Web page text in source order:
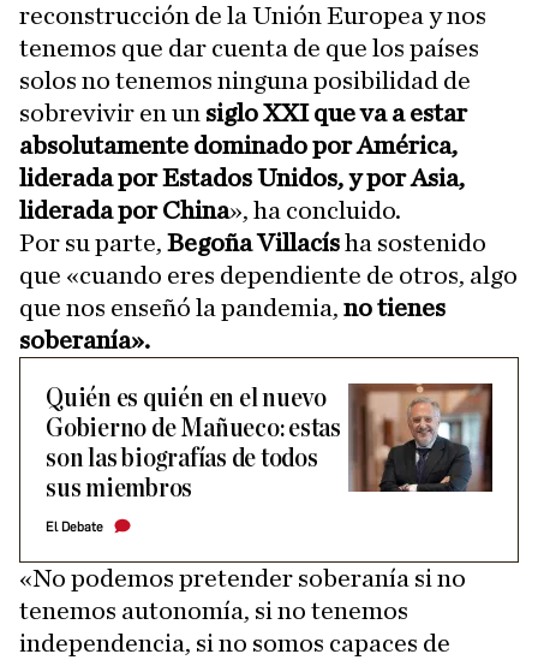
reconstrucción de la Unión Europea y nos
tenemos que dar cuenta de que los países
solos no tenemos ninguna posibilidad de
sobrevivir en un siglo XXI que va a estar
absolutamente dominado por América,
liderada por Estados Unidos, y por Asia,
liderada por China», ha concluido.
Por su parte, Begoña Villacísha sostenido
que «cuando eres dependiente de otros, algo
que nos enseñó la pandemia, no tienes
soberanía».
Quién es quién en el nuevo
Gobierno de Mañueco: estas
son las biografías de todos
sus miembros
El Debate
«No podemos pretender soberanía si no
tenemos autonomía, si no tenemos
independencia, si no somos capaces de